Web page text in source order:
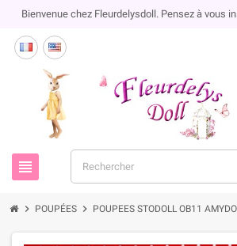
Bienvenue chez Fleurdelysdoll. Pensez à vous
view_headline
chevron_right POUPÉES chevron_right POUPEES STODOLL OB11